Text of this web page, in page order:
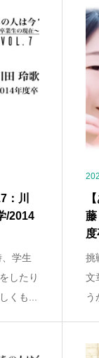
：川
/2014
学生
したり
くも...
藤
度
挑
文
う